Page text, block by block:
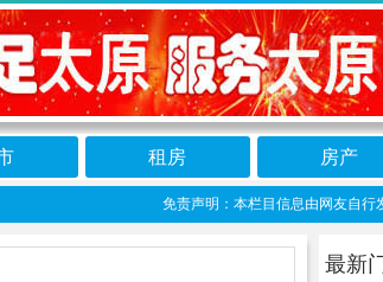
租房 房产
免责声明：本栏目信息由网友自行发
最新